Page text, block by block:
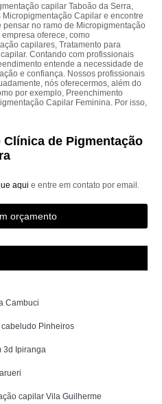
capilar Taboão da Serra,
Capilar e encontre
no ramo de Micropigmentação
oferece, como
capilares, Tratamento para
Contando com profissionais
entende a necessidade de
e confiança. Nossos profissionais
nós oferecermos, além do
por exemplo, Preenchimento
Capilar Feminina. Por isso,
de Pigmentação
aqui e entre em contato por email.
orçamento
Cambuci
Pinheiros
3d Ipiranga
capilar Vila Guilherme